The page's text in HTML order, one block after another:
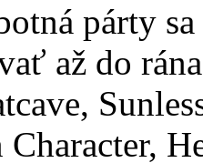
párty
až do